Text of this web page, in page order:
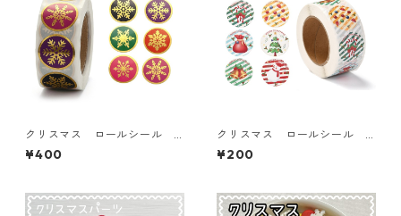
クリスマス ロールシール
【SL-xmas-03】
¥400
クリスマス ロールシール
【SL-xmas-02】
¥200